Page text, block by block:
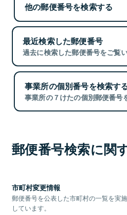
他の郵便番号を検索する
最近検索した郵便番号
過去に検索した郵便番号をご覧
事業所の個別番号を検索す
事業所の７けたの個別郵便番号
郵便番号検索に関
市町村変更情報
郵便番号を公表した市町村の一覧を実
しています。